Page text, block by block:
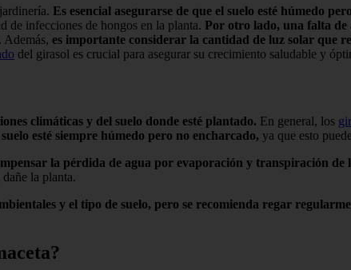
Es esencial asegurarse de que el suelo esté húmedo
de infecciones de hongos en la planta. Por otro lado, una falta de
Además, es importante considerar la cantidad de luz solar que
del girasol es crucial para asegurar su crecimiento saludable y
climáticas y del suelo donde esté plantado. En general, los
esté siempre húmedo pero no encharcado, ya que esto
la pérdida de agua por evaporación y transpiración de
la planta.
y el tipo de suelo, pero se recomienda regar